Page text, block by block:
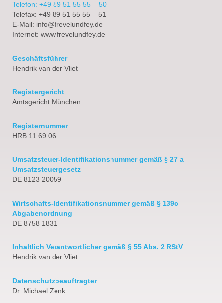
Telefon: +49 89 51 55 55 – 50
Telefax: +49 89 51 55 55 – 51
E-Mail: info@frevelundfey.de
Internet: www.frevelundfey.de
Geschäftsführer
Hendrik van der Vliet
Registergericht
Amtsgericht München
Registernummer
HRB 11 69 06
Umsatzsteuer-Identifikationsnummer gemäß § 27 a
Umsatzsteuergesetz
DE 8123 20059
Wirtschafts-Identifikationsnummer gemäß § 139c
Abgabenordnung
DE 8758 1831
Inhaltlich Verantwortlicher gemäß § 55 Abs. 2 RStV
Hendrik van der Vliet
Datenschutzbeauftragter
Dr. Michael Zenk